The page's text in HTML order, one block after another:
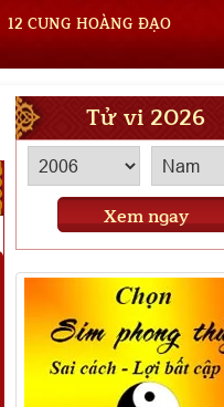
12 CUNG HOÀNG ĐẠO
Tử vi 2026
Xem ngay